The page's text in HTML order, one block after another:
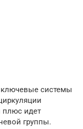
системы
плюс идет
группы.